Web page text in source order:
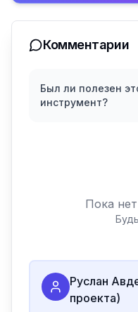
Комментарии
Был ли полезен
инструмент?
Пока
Руслан
проекта)